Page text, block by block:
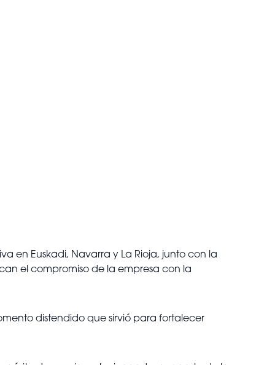
en Euskadi, Navarra y La Rioja, junto con la
el compromiso de la empresa con la
distendido que sirvió para fortalecer